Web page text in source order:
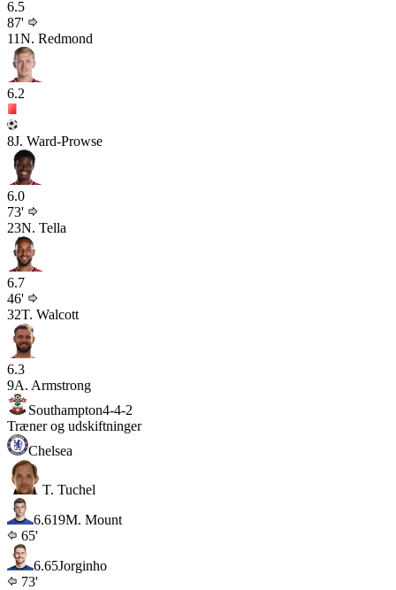
6.5
87'
11N. Redmond
6.2
8J. Ward-Prowse
6.0
73'
23N. Tella
6.7
46'
32T. Walcott
6.3
9A. Armstrong
Southampton4-4-2
Træner og udskiftninger
Chelsea
T. Tuchel
6.619M. Mount
65'
6.65Jorginho
73'